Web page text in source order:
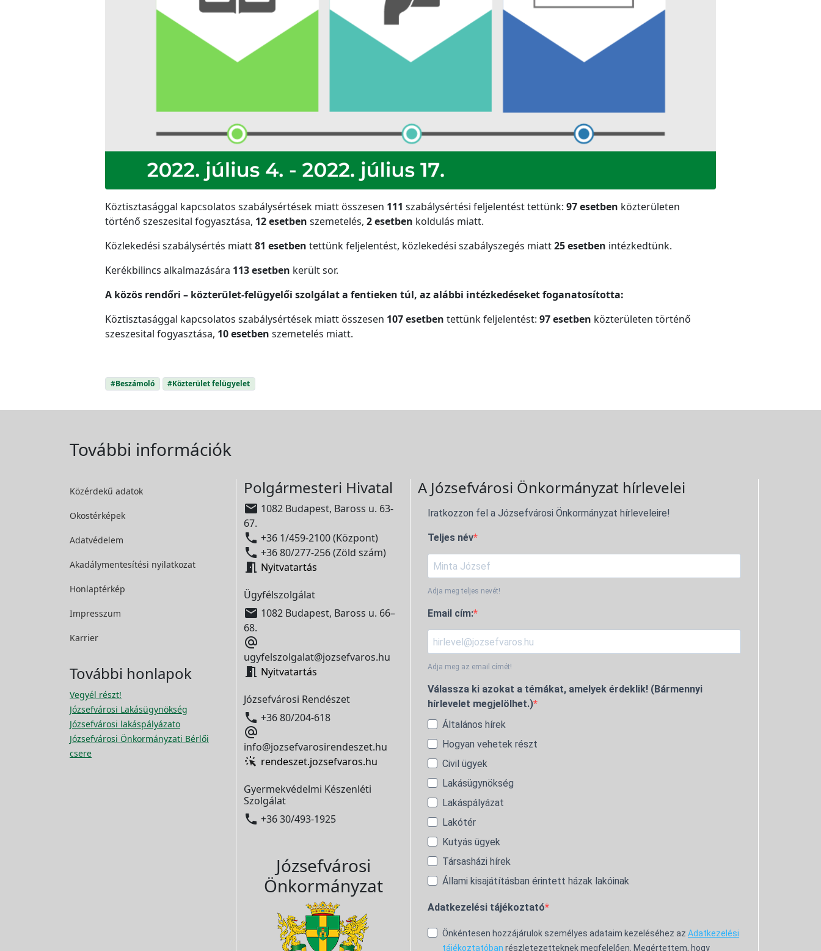
Köztisztasággal kapcsolatos szabálysértések miatt összesen 111 szabálysértési feljelentést tettünk: 97 esetben közterületen
történő szeszesital fogyasztása, 12esetben szemetelés, 2esetben koldulás miatt.
Közlekedési szabálysértés miatt81 esetben tettünk feljelentést, közlekedési szabályszegés miatt25 esetben intézkedtünk.
Kerékbilincs alkalmazására 113 esetben került sor.
A közös rendőri – közterület-felügyelői szolgálat a fentieken túl, az alábbi intézkedéseket foganatosította:
Köztisztasággal kapcsolatos szabálysértések miatt összesen 107 esetben tettünk feljelentést: 97 esetben közterületen történő
szeszesital fogyasztása, 10 esetben szemetelés miatt.
#Beszámoló #Közterület felügyelet
További információk
Közérdekű adatok
Okostérképek
Adatvédelem
Akadálymentesítési nyilatkozat
Honlaptérkép
Impresszum
Karrier
További honlapok
Vegyél részt!
Józsefvárosi Lakásügynökség
Józsefvárosi lakáspályázato
Józsefvárosi Önkormányzati Bérlői
csere
Polgármesteri Hivatal
 1082 Budapest, Baross u. 63-
67.
 +36 1/459-2100 (Központ)
 +36 80/277-256 (Zöld szám)
 Nyitvatartás
Ügyfélszolgálat
 1082 Budapest, Baross u. 66–
68.

ugyfelszolgalat@jozsefvaros.hu
 Nyitvatartás
Józsefvárosi Rendészet
 +36 80/204-618

info@jozsefvarosirendeszet.hu
rendeszet.jozsefvaros.hu
Gyermekvédelmi Készenléti
Szolgálat
 +36 30/493-1925
Józsefvárosi
Önkormányzat
A Józsefvárosi Önkormányzat hírlevelei
Iratkozzon fel a Józsefvárosi Önkormányzat hírleveleire!
Teljes név
Adja meg teljes nevét!
Email cím:
Adja meg az email címét!
Válassza ki azokat a témákat, amelyek érdeklik! (Bármennyi
hírlevelet megjelölhet.)
Általános hírek
Hogyan vehetek részt
Civil ügyek
Lakásügynökség
Lakáspályázat
Lakótér
Kutyás ügyek
Társasházi hírek
Állami kisajátításban érintett házak lakóinak
Adatkezelési tájékoztató
Önkéntesen hozzájárulok személyes adataim kezeléséhez az Adatkezelési
tájékoztatóban részletezetteknek megfelelően. Megértettem, hogy